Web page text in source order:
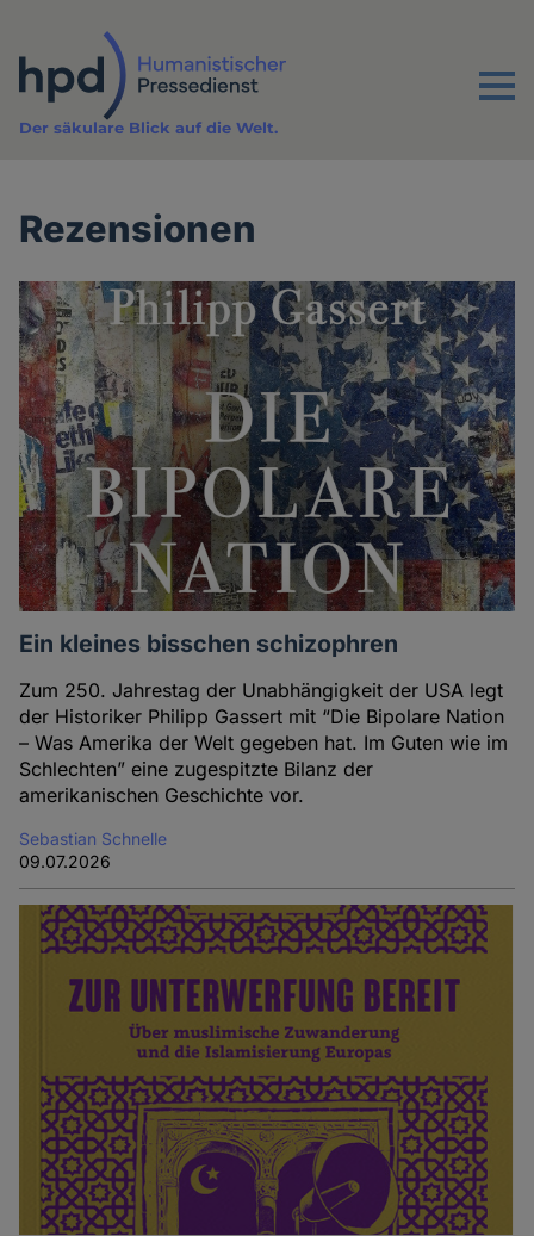
Inhalt
Menu
Der säkulare Blick auf die Welt.
Rezensionen
Ein kleines bisschen schizophren
Zum 250. Jahrestag der Unabhängigkeit der USA legt
der Historiker Philipp Gassert mit “Die Bipolare Nation
– Was Amerika der Welt gegeben hat. Im Guten wie im
Schlechten” eine zugespitzte Bilanz der
amerikanischen Geschichte vor.
Sebastian Schnelle
09.07.2026